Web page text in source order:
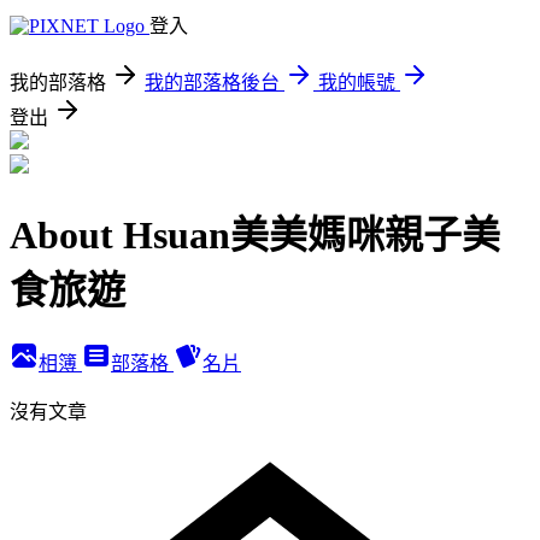
登入
我的部落格 我的部落格後台
我的帳號
登出
About Hsuan美美媽咪親子美
食旅遊
相簿 部落格 名片
沒有文章